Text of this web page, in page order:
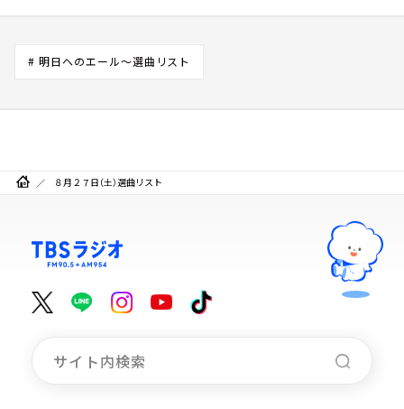
# 明日へのエール～選曲リスト
８月２７日（土）選曲リスト